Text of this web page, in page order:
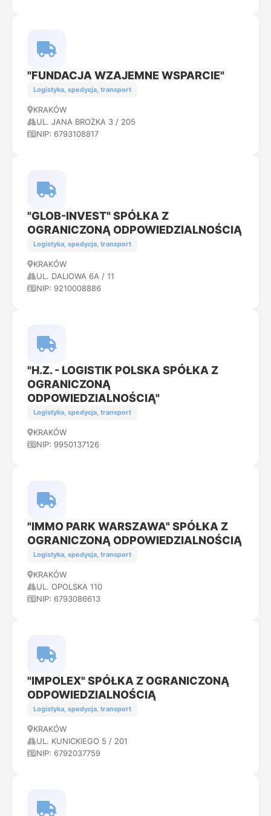
"FUNDACJA WZAJEMNE WSPARCIE"
Logistyka, spedycja, transport
KRAKÓW
UL. JANA BROŻKA 3 / 205
NIP: 6793108817
"GLOB-INVEST" SPÓŁKA Z
OGRANICZONĄ ODPOWIEDZIALNOŚCIĄ
Logistyka, spedycja, transport
KRAKÓW
UL. DALIOWA 6A / 11
NIP: 9210008886
"H.Z. - LOGISTIK POLSKA SPÓŁKA Z
OGRANICZONĄ
ODPOWIEDZIALNOŚCIĄ"
Logistyka, spedycja, transport
KRAKÓW
NIP: 9950137126
"IMMO PARK WARSZAWA" SPÓŁKA Z
OGRANICZONĄ ODPOWIEDZIALNOŚCIĄ
Logistyka, spedycja, transport
KRAKÓW
UL. OPOLSKA 110
NIP: 6793086613
"IMPOLEX" SPÓŁKA Z OGRANICZONĄ
ODPOWIEDZIALNOŚCIĄ
Logistyka, spedycja, transport
KRAKÓW
UL. KUNICKIEGO 5 / 201
NIP: 6792037759